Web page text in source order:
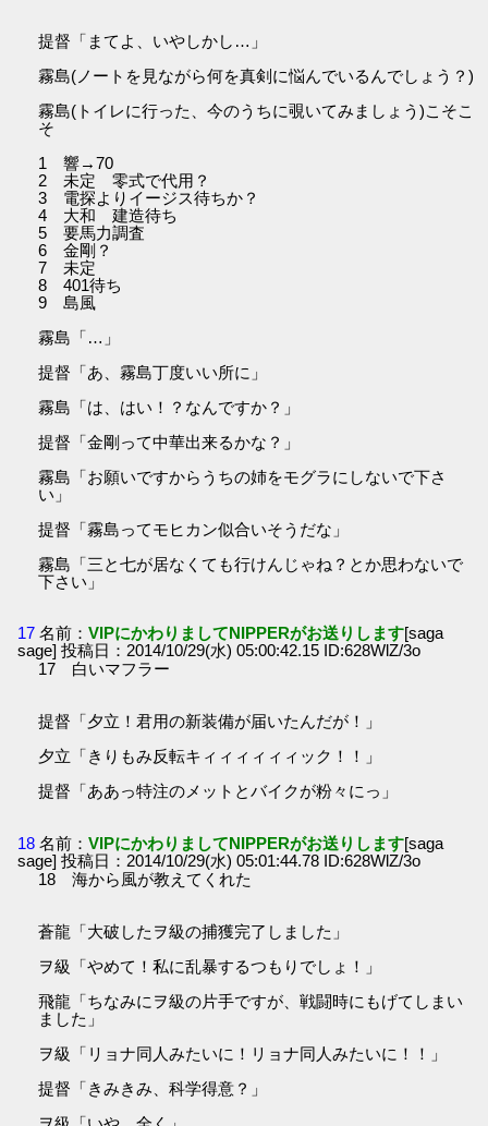
提督「まてよ、いやしかし…」
霧島(ノートを見ながら何を真剣に悩んでいるんでしょう？)
霧島(トイレに行った、今のうちに覗いてみましょう)こそこ
そ
1 響→70
2 未定 零式で代用？
3 電探よりイージス待ちか？
4 大和 建造待ち
5 要馬力調査
6 金剛？
7 未定
8 401待ち
9 島風
霧島「…」
提督「あ、霧島丁度いい所に」
霧島「は、はい！？なんですか？」
提督「金剛って中華出来るかな？」
霧島「お願いですからうちの姉をモグラにしないで下さ
い」
提督「霧島ってモヒカン似合いそうだな」
霧島「三と七が居なくても行けんじゃね？とか思わないで
下さい」
17 名前：VIPにかわりましてNIPPERがお送りします[saga
sage] 投稿日：2014/10/29(水) 05:00:42.15 ID:628WlZ/3o
17 白いマフラー
提督「夕立！君用の新装備が届いたんだが！」
夕立「きりもみ反転キィィィィィィック！！」
提督「ああっ特注のメットとバイクが粉々にっ」
18 名前：VIPにかわりましてNIPPERがお送りします[saga
sage] 投稿日：2014/10/29(水) 05:01:44.78 ID:628WlZ/3o
18 海から風が教えてくれた
蒼龍「大破したヲ級の捕獲完了しました」
ヲ級「やめて！私に乱暴するつもりでしょ！」
飛龍「ちなみにヲ級の片手ですが、戦闘時にもげてしまい
ました」
ヲ級「リョナ同人みたいに！リョナ同人みたいに！！」
提督「きみきみ、科学得意？」